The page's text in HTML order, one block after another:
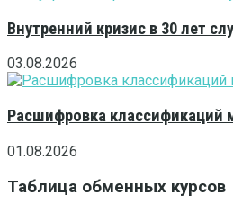
Внутренний кризис в 30 лет
03.08.2026
Расшифровка классификаций
01.08.2026
Таблица обменных курсов